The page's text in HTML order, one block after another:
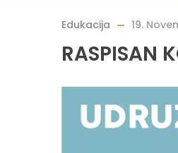
Edukacija 19.
RASPISAN